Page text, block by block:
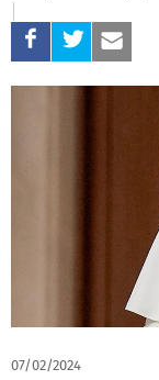
07/02/2024